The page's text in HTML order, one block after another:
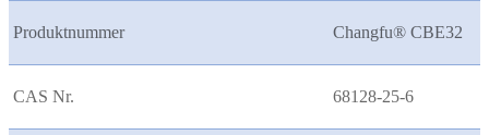
Produktnummer Changfu® CBE32
CAS Nr. 68128-25-6